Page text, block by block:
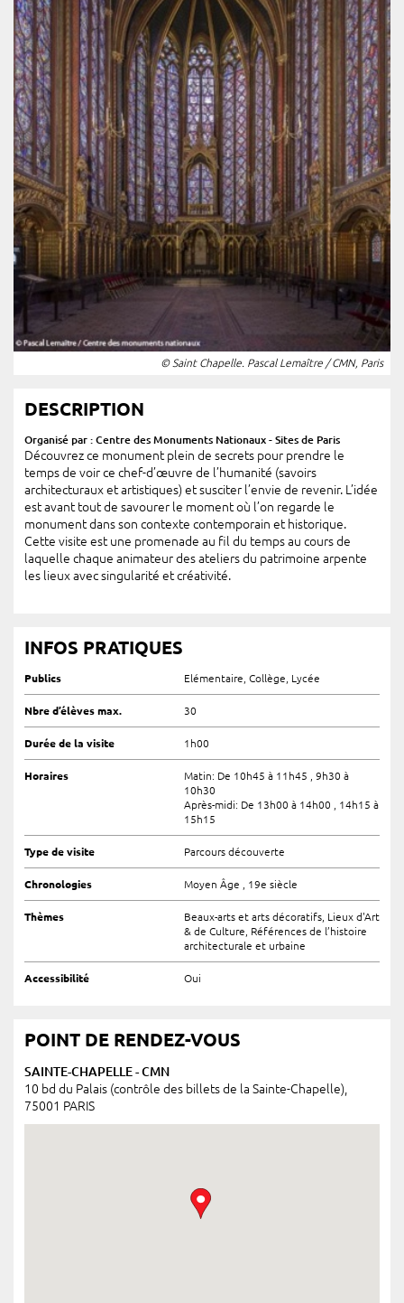
© Saint Chapelle. Pascal Lemaître / CMN, Paris
DESCRIPTION
Organisé par : Centre des Monuments Nationaux - Sites de Paris
Découvrez ce monument plein de secrets pour prendre le
temps de voir ce chef-d’œuvre de l’humanité (savoirs
architecturaux et artistiques) et susciter l’envie de revenir. L’idée
est avant tout de savourer le moment où l’on regarde le
monument dans son contexte contemporain et historique.
Cette visite est une promenade au fil du temps au cours de
laquelle chaque animateur des ateliers du patrimoine arpente
les lieux avec singularité et créativité.
INFOS PRATIQUES
Publics Elémentaire, Collège, Lycée
Nbre d’élèves max. 30
Durée de la visite 1h00
Horaires
Matin: De 10h45 à 11h45 , 9h30 à
10h30
Après-midi: De 13h00 à 14h00 , 14h15 à
15h15
Type de visite Parcours découverte
Chronologies Moyen Âge , 19e siècle
Thèmes
Beaux-arts et arts décoratifs, Lieux d'Art
& de Culture, Références de l’histoire
architecturale et urbaine
Accessibilité Oui
POINT DE RENDEZ-VOUS
SAINTE-CHAPELLE - CMN
10 bd du Palais (contrôle des billets de la Sainte-Chapelle),
75001 PARIS